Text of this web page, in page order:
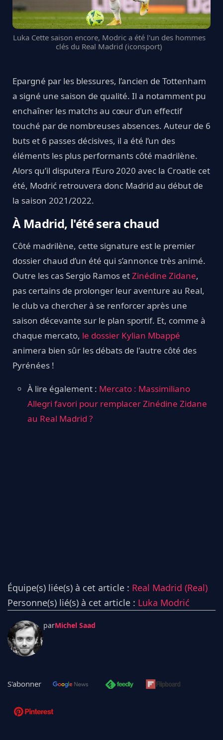
Luka Cette saison encore, Modric a été l'un des hommes
clés du Real Madrid (iconsport)
Epargné par les blessures, l’ancien de Tottenham
a signé une saison de qualité. Il a notamment pu
enchaîner les matchs au cœur d'un effectif
touché par de nombreuses absences. Auteur de 6
buts et 6 passes décisives, il a été l’un des
éléments les plus performants côté madrilène.
Alors qu’il disputera l’Euro 2020 avec la Croatie cet
été, Modrić retrouvera donc Madrid au début de
la saison 2021/2022.
À Madrid, l'été sera chaud
Côté madrilène, cette signature est le premier
dossier chaud d’un été qui s’annonce très animé.
Outre les cas Sergio Ramos etZinédine Zidane,
pas certains de prolonger leur aventure au Real,
le club va chercher à se renforcer après une
saison décevante sur le plan sportif. Et, comme à
chaque mercato, le dossier Kylian Mbappé
animera bien sûr les débats de l'autre côté des
Pyrénées !
À lire également : Mercato : Massimiliano
Allegri favori pour remplacer Zinédine Zidane
au Real Madrid ?
Équipe(s) liée(s) à cet article : Real Madrid (Real)
Personne(s) lié(s) à cet article : Luka Modrić
parMichel Saad
S'abonner